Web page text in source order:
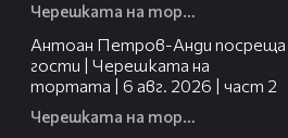
Черешката на тортата
Антоан Петров-Анди посреща
гости | Черешката на
тортата | 6 авг. 2026 | част 2
Черешката на тортата